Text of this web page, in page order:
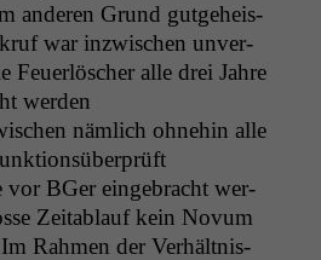
anderen Grund gut­ge­heis­
war inzwis­chen unver­
Feuer­lösch­er alle drei Jahre
werden
näm­lich ohne­hin alle
vor BGer einge­bracht wer­
Zeitablauf kein Novum
Rah­men der Ver­hält­nis­